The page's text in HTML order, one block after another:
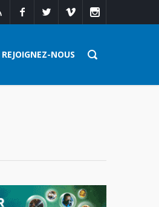
REJOIGNEZ-NOUS